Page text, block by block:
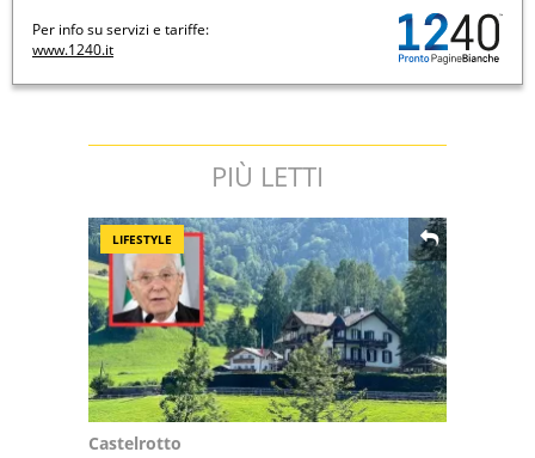
Per info su servizi e tariffe:
www.1240.it
PIÙ LETTI
LIFESTYLE
Castelrotto